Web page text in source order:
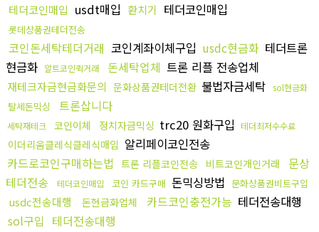
테더코인매입 usdt매입 환치기 테더코인매입
롯데상품권테더전송
코인돈세탁테더거래 코인계좌이체구입 usdc현금화 테더트론
현금화 알트코인퀵거래 돈세탁업체 트론 리플 전송업체
재테크자금현금화문의 문화상품권테더전환 불법자금세탁 sol현금화
탈세돈믹싱 트론삽니다
세탁재테크 코인이체 정치자금믹싱 trc20 원화구입 테더최저수수료
이더리움클레식클레식매입 알리페이코인전송
카드로코인구매하는법 트론 리플코인전송 비트코인개인거래
문상
테더전송
테더코인매입 코인 카드구매 돈믹싱방법 문화상품권비트구입
usdc전송대행 돈현금화업체 카드코인충전가능 테더전송대행
sol구입 테더전송대행